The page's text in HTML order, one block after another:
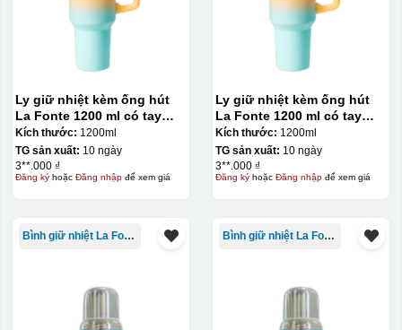
Ly giữ nhiệt kèm ống hút
La Fonte 1200 ml có tay
cầm – 012317
Kích thước: 1200ml
TG sản xuất: 10 ngày
3**.000 ₫
Đăng kýhoặc Đăng nhậpđể xem giá
Ly giữ nhiệt kèm ống hút
La Fonte 1200 ml có tay
cầm – 012317
Kích thước: 1200ml
TG sản xuất: 10 ngày
3**.000 ₫
Đăng kýhoặc Đăng nhậpđể xem giá
Bình giữ nhiệt La Fonte Bình giữ nhiệt La Fonte